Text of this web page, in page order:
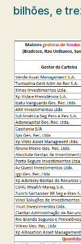
bilhões, e